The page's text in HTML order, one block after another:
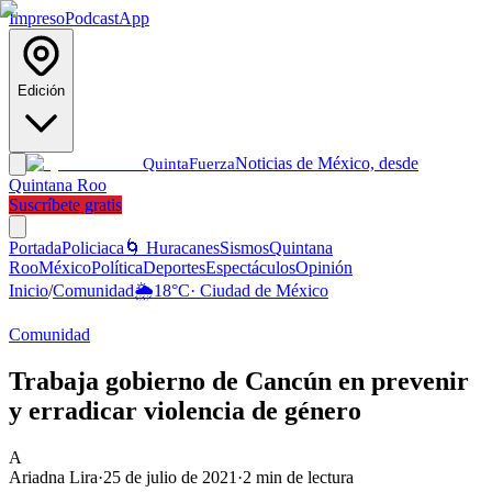
ImpresoPodcastApp
Edición
QuintaFuerzaNoticias de México, desde
Quintana Roo
Suscríbete gratis
PortadaPoliciaca 🌀 HuracanesSismosQuintana
RooMéxicoPolíticaDeportesEspectáculosOpinión
Inicio/Comunidad🌦️18°C· Ciudad de México
Comunidad
Trabaja gobierno de Cancún en prevenir
y erradicar violencia de género
A
Ariadna Lira·25 de julio de 2021 ·2 min de lectura